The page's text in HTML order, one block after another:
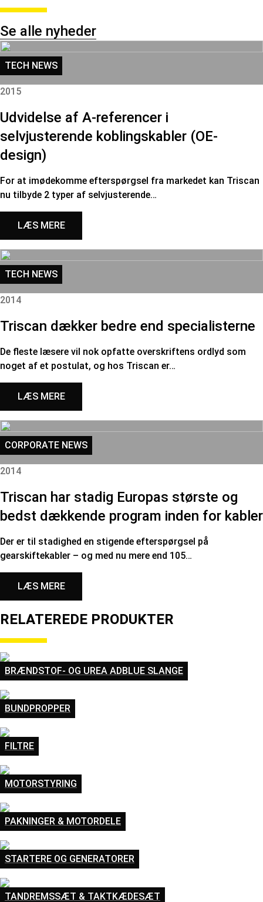
Se alle nyheder
TECH NEWS
2015
Udvidelse af A-referencer i
selvjusterende koblingskabler (OE-
design)
For at imødekomme efterspørgsel fra markedet kan Triscan
nu tilbyde 2 typer af selvjusterende…
LÆS MERE
TECH NEWS
2014
Triscan dækker bedre end specialisterne
De fleste læsere vil nok opfatte overskriftens ordlyd som
noget af et postulat, og hos Triscan er…
LÆS MERE
CORPORATE NEWS
2014
Triscan har stadig Europas største og
bedst dækkende program inden for kabler
Der er til stadighed en stigende efterspørgsel på
gearskiftekabler – og med nu mere end 105…
LÆS MERE
RELATEREDE PRODUKTER
BRÆNDSTOF- OG UREA ADBLUE SLANGE
BUNDPROPPER
FILTRE
MOTORSTYRING
PAKNINGER & MOTORDELE
STARTERE OG GENERATORER
TANDREMSSÆT & TAKTKÆDESÆT